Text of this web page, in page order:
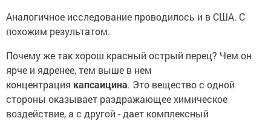
Аналогичное исследование проводилось и в США. С
похожим результатом.
Почему же так хорош красный острый перец? Чем он
ярче и ядренее, тем выше в нем
концентрация капсаицина. Это вещество с одной
стороны оказывает раздражающее химическое
воздействие, а с другой - дает комплексный